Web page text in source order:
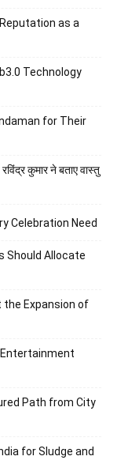
as a
Technology
for Their
कुमार ने बताए वास्तु
Celebration Need
Should Allocate
the Expansion of
Entertainment
Path from City
for Sludge and